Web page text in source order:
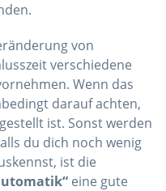
von
verschiedene
Wenn das
darauf achten,
ist. Sonst werden
du dich noch wenig
ist die
eine gute